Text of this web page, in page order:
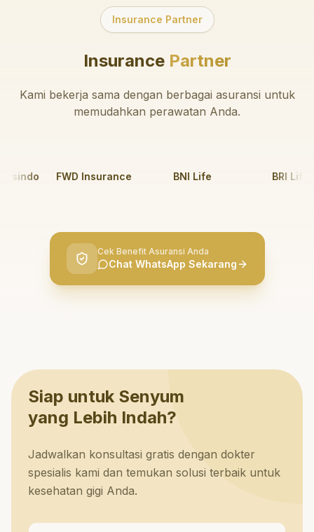
Insurance Partner
InsurancePartner
Kami bekerja sama dengan berbagai asuransi untuk
memudahkan perawatan Anda.
FWD Insurance BNI Life BRI Life
Cek Benefit Asuransi Anda
Chat WhatsApp Sekarang
Siap untuk Senyum
yang Lebih Indah?
Jadwalkan konsultasi gratis dengan dokter
spesialis kami dan temukan solusi terbaik untuk
kesehatan gigi Anda.